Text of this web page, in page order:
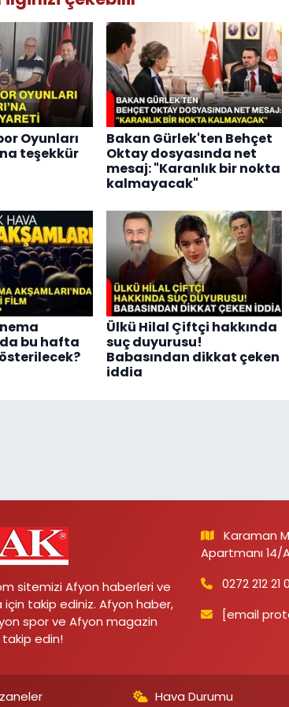
Oyunları
teşekkür
Bakan Gürlek'ten Behçet
Oktay dosyasında net
mesaj: "Karanlık bir nokta
kalmayacak"
bu hafta
Ülkü Hilal Çiftçi hakkında
suç duyurusu!
Babasından dikkat çeken
iddia
sitemizi Afyon haberleri ve
için takip ediniz. Afyon haber,
spor ve Afyon magazin
edin!
Karaman
Apartmanı 14/
0272 212 21
[email
Hava Durumu